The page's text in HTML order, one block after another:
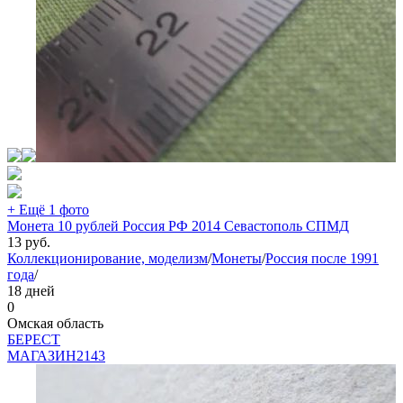
+ Ещё 1 фото
Монета 10 рублей Россия РФ 2014 Севастополь СПМД
13 руб.
Коллекционирование, моделизм/Монеты/Россия после 1991
года/
18 дней
0
Омская область
БEPECT
МАГАЗИН2143